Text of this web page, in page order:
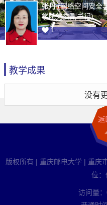
张丹(网络空间安全
学院党委副书记)
1
教学成果
没有
版权所有 | 重庆邮电大学 | 重庆
位：
访问量：